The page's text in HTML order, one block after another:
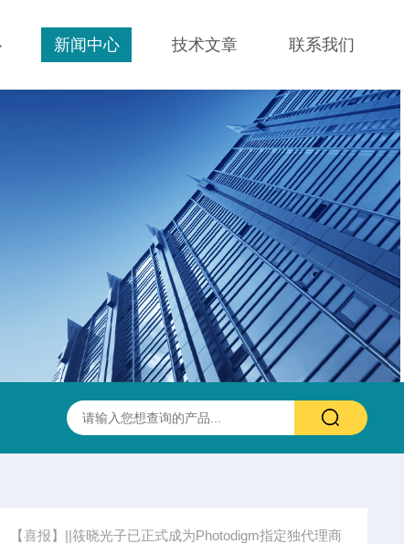
新闻中心 技术文章 联系我们
光硫化锌(ZnS)多光谱(透明)窗片 0.37-13.5um 25.4X3.0mm（
【喜报】||筱晓光子已正式成为Photodigm指定独代理商